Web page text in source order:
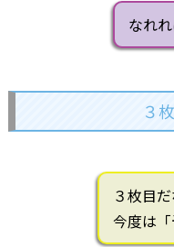
なれ
３
３枚目
今度は「